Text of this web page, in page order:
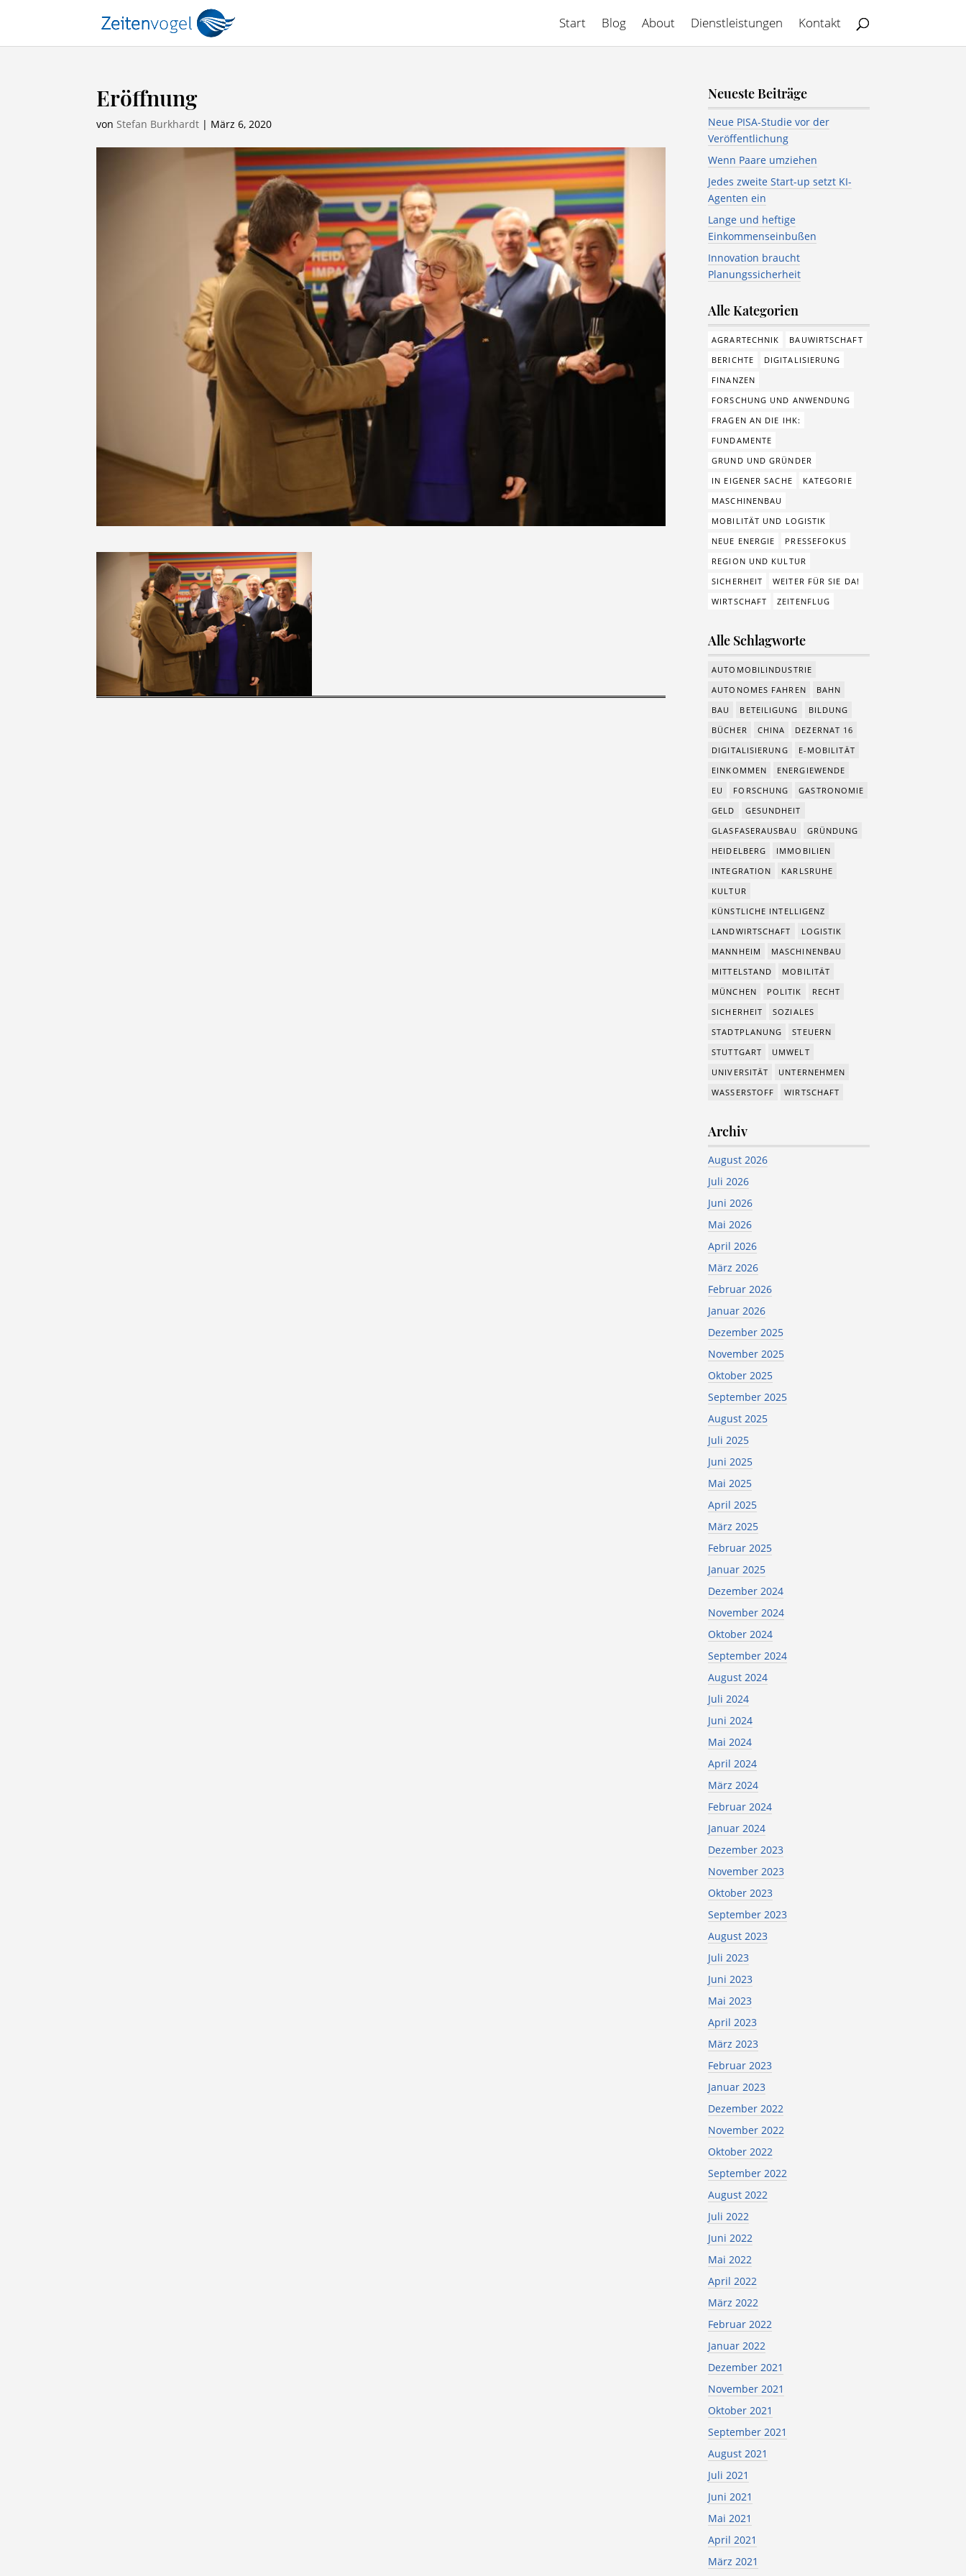
Start Blog About Dienstleistungen Kontakt
Eröffnung
vonStefan Burkhardt | März 6, 2020
Neueste Beiträge
Neue PISA-Studie vor der
Veröffentlichung
Wenn Paare umziehen
Jedes zweite Start-up setzt KI-
Agenten ein
Lange und heftige
Einkommenseinbußen
Innovation braucht
Planungssicherheit
Alle Kategorien
AGRARTECHNIK
BAUWIRTSCHAFT
BERICHTE
DIGITALISIERUNG
FINANZEN
FORSCHUNG UND ANWENDUNG
FRAGEN AN DIE IHK:
FUNDAMENTE
GRUND UND GRÜNDER
IN EIGENER SACHE
KATEGORIE
MASCHINENBAU
MOBILITÄT UND LOGISTIK
NEUE ENERGIE
PRESSEFOKUS
REGION UND KULTUR
SICHERHEIT
WEITER FÜR SIE DA!
WIRTSCHAFT
ZEITENFLUG
Alle Schlagworte
AUTOMOBILINDUSTRIE
AUTONOMES FAHREN
BAHN
BAU
BETEILIGUNG
BILDUNG
BÜCHER
CHINA
DEZERNAT 16
DIGITALISIERUNG
E-MOBILITÄT
EINKOMMEN
ENERGIEWENDE
EU
FORSCHUNG
GASTRONOMIE
GELD
GESUNDHEIT
GLASFASERAUSBAU
GRÜNDUNG
HEIDELBERG
IMMOBILIEN
INTEGRATION
KARLSRUHE
KULTUR
KÜNSTLICHE INTELLIGENZ
LANDWIRTSCHAFT
LOGISTIK
MANNHEIM
MASCHINENBAU
MITTELSTAND
MOBILITÄT
MÜNCHEN
POLITIK
RECHT
SICHERHEIT
SOZIALES
STADTPLANUNG
STEUERN
STUTTGART
UMWELT
UNIVERSITÄT
UNTERNEHMEN
WASSERSTOFF
WIRTSCHAFT
Archiv
August 2026
Juli 2026
Juni 2026
Mai 2026
April 2026
März 2026
Februar 2026
Januar 2026
Dezember 2025
November 2025
Oktober 2025
September 2025
August 2025
Juli 2025
Juni 2025
Mai 2025
April 2025
März 2025
Februar 2025
Januar 2025
Dezember 2024
November 2024
Oktober 2024
September 2024
August 2024
Juli 2024
Juni 2024
Mai 2024
April 2024
März 2024
Februar 2024
Januar 2024
Dezember 2023
November 2023
Oktober 2023
September 2023
August 2023
Juli 2023
Juni 2023
Mai 2023
April 2023
März 2023
Februar 2023
Januar 2023
Dezember 2022
November 2022
Oktober 2022
September 2022
August 2022
Juli 2022
Juni 2022
Mai 2022
April 2022
März 2022
Februar 2022
Januar 2022
Dezember 2021
November 2021
Oktober 2021
September 2021
August 2021
Juli 2021
Juni 2021
Mai 2021
April 2021
März 2021